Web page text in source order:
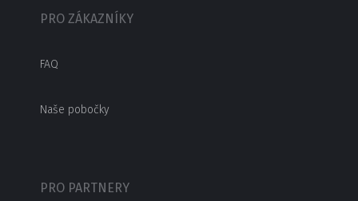
PRO ZÁKAZNÍKY
FAQ
Naše pobočky
PRO PARTNERY